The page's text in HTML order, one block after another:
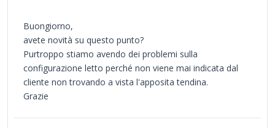
Buongiorno,
avete novità su questo punto?
Purtroppo stiamo avendo dei problemi sulla
configurazione letto perché non viene mai indicata dal
cliente non trovando a vista l'apposita tendina.
Grazie